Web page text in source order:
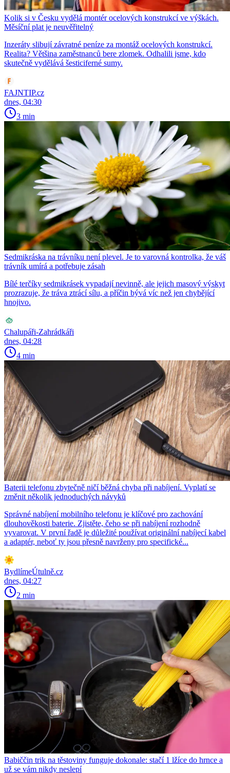
Kolik si v Česku vydělá montér ocelových konstrukcí ve výškách.
Měsíční plat je neuvěřitelný
Inzeráty slibují závratné peníze za montáž ocelových konstrukcí.
Realita? Většina zaměstnanců bere zlomek. Odhalili jsme, kdo
skutečně vydělává šesticiferné sumy.
FAJNTIP.cz
dnes, 04:30
3 min
Sedmikráska na trávníku není plevel. Je to varovná kontrolka, že váš
trávník umírá a potřebuje zásah
Bílé terčíky sedmikrásek vypadají nevinně, ale jejich masový výskyt
prozrazuje, že tráva ztrácí sílu, a příčin bývá víc než jen chybějící
hnojivo.
Chalupáři-Zahrádkáři
dnes, 04:28
4 min
Baterii telefonu zbytečně ničí běžná chyba při nabíjení. Vyplatí se
změnit několik jednoduchých návyků
Správné nabíjení mobilního telefonu je klíčové pro zachování
dlouhověkosti baterie. Zjistěte, čeho se při nabíjení rozhodně
vyvarovat. V první řadě je důležité používat originální nabíjecí kabel
a adaptér, neboť ty jsou přesně navrženy pro specifické...
BydlímeÚtulně.cz
dnes, 04:27
2 min
Babiččin trik na těstoviny funguje dokonale: stačí 1 lžíce do hrnce a
už se vám nikdy neslepí